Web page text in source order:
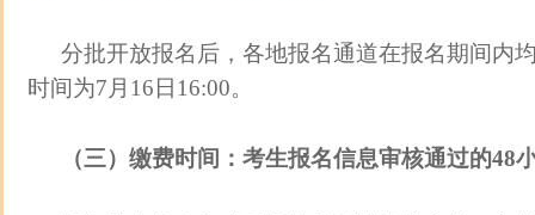
分批开放报名后，各地报名通道在报名期间内
时间为7月16日16:00。
（三）缴费时间：考生报名信息审核通过的48